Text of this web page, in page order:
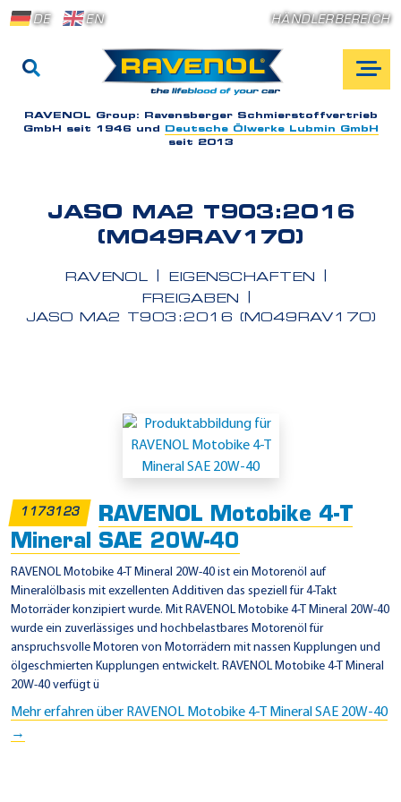
DE EN HÄNDLERBEREICH
RAVENOL Group: Ravensberger Schmierstoffvertrieb
GmbH seit 1946 und
Deutsche Ölwerke Lubmin GmbH
seit 2013
JASO MA2 T903:2016
(M049RAV170)
RAVENOL
EIGENSCHAFTEN
FREIGABEN
JASO MA2 T903:2016 (M049RAV170)
s
a
t
z
g
e
b
i
t
1173123
RAVENOL Motobike 4-T
Mineral SAE 20W-40
RAVENOL Motobike 4-T Mineral 20W-40 ist ein Motorenöl auf
Mineralölbasis mit exzellenten Additiven das speziell für 4-Takt
Motorräder konzipiert wurde. Mit RAVENOL Motobike 4-T Mineral 20W-40
wurde ein zuverlässiges und hochbelastbares Motorenöl für
anspruchsvolle Motoren von Motorrädern mit nassen Kupplungen und
ölgeschmierten Kupplungen entwickelt. RAVENOL Motobike 4-T Mineral
20W-40 verfügt ü
Mehr erfahren über RAVENOL Motobike 4-T Mineral SAE 20W-40
→